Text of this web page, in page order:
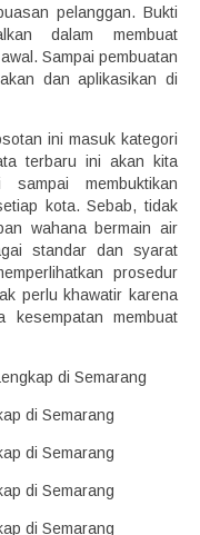
pelanggan. Bukti
dalam membuat
Sampai pembuatan
dan aplikasikan di
ini masuk kategori
terbaru ini akan kita
membuktikan
kota. Sebab, tidak
wahana bermain air
standar dan syarat
prosedur
perlu khawatir karena
kesempatan membuat